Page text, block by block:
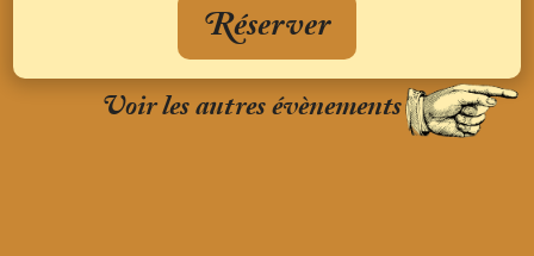
Réserver
Voir les autres évènements